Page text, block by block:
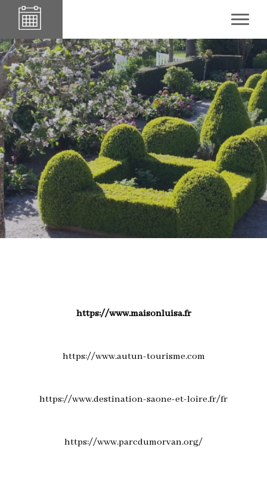
https://www.maisonluisa.fr
https://www.autun-tourisme.com
https://www.destination-saone-et-loire.fr/fr
https://www.parcdumorvan.org/